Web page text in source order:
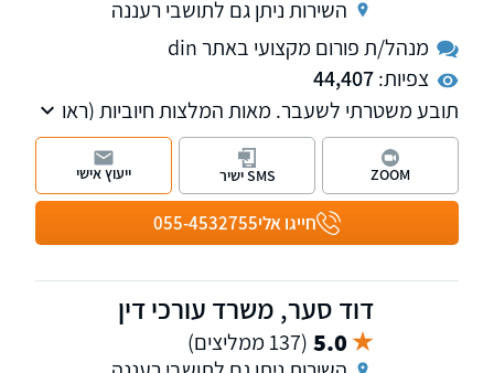
השירות ניתן גם לתושבי רעננה
מנהל/ת פורום מקצועי באתר din
צפיות:44,407
תובע משטרתי לשעבר. מאות המלצות חיוביות (ראו
למטה). בעל ניסיון של כ-30 שנה בייצוג בתיקי פשע
ובתיקי מעצרים וכן עוסק בסגירת תיקים פתוחים
ובמחיקת רישום פלילי ורישום משטרתי.
חייגו אלי055-4532755
ZOOM SMS ישיר ייעוץ אישי
דוד סער, משרד עורכי דין
5.0 (137 ממליצים)